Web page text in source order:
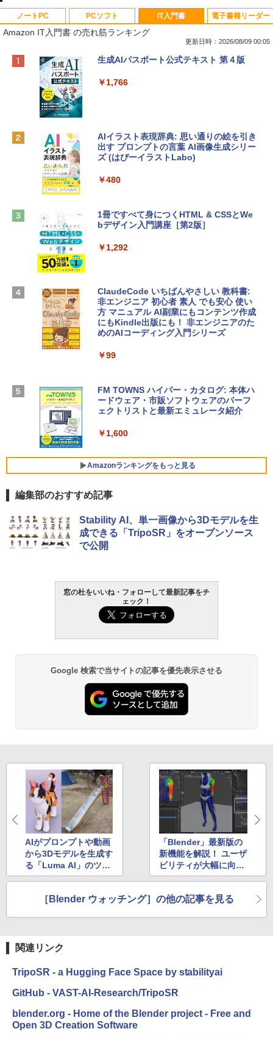
ノートPC
Apple 2026 MacBook Neo A18 Proチッ
e Intelligenceのために設計、Liquid Ret
￥137,800
tomtoc 360°保護 15.6 16インチ パソコ
￥2,952
スプレイ、16GBユニファイドメモリ、51
2GB SSDストレージ、12MPセンターフ
レームカメラ、日本語キーボード、Touc
h ID - ミッドナイト
ン 15-fd 15.6インチ 16GBメモリ 512GB
SSD インテル Core 5
ersonal/Copilotキー搭載/Win 11/15.6型/
Core i5/16GB/SSD 512GB/ホワイト) FM
PCソフト
Robloxギフトカード - 800 Robux 【限
インゲームコード】 ロブロックス | オン
Robloxギフトカード - 1000 Robux 【限
定バーチャルアイテムを含む】 【オンラ
ラインコード版
4(最新 永続版)|オンラインコード版|Wind
Robloxギフトカード - 2,000 Robux 【限
定バーチャルアイテムを含む】 【オンラ
インゲームコード】 ロブロックス | オン
Windows版 | Minecraft (マインクラフ
ト): Java & Bedrock Edition | オンライ
IT入門書
Amazon IT入門書 の売れ筋ランキング
更新日時：2026/08/09 00:05
生成AIパスポート公式テキスト 第４版
￥1,766
AIイラスト表現辞典: 思い通りの絵を引き
出す プロンプトの言葉 AI画像生成シリー
ズ (はぴーイラストLabo)
￥480
1冊ですべて身につくHTML & CSSとWe
bデザイン入門講座［第2版］
￥1,292
ClaudeCode いちばんやさしい 教科書:
非エンジニア 初心者 素人 でも安心 使い
方 マニュアル AI副業にもコンテンツ作成
にもKindle出版にも！ 非エンジニアのた
めのAIコーディング入門シリーズ
￥99
FM TOWNS ハイパー・カタログ: 本体ハ
ードウェア・市販ソフトウェアのパーフ
ェクトリストと最新エミュレータ紹介
￥1,600
Amazonランキングをもっと見る
電子書籍リーダー
Amazon Kindle - 目に優しい、かさばら
ない、大きな画面で読みやすい、6週間持
続バッテリー、6インチディスプレイ電子
書籍リーダー、マッチャ、16GB、広告な
￥16,980
Kindle Paperwhite シグニチャーエディ
ション (32GB) 7インチディスプレイ、明
ブラック
Amazon Kindle Paperwhite (16GB) 7イ
￥22,980
Amazon Kindle Colorsoft | 16GBストレ
ージ、防水、7インチカラーディスプレ
イ、色調調節ライト、最大8週間持続バッ
テリー、広告無し、ブラック (2025年発
売)
￥31,980
New Amazon Kindle Scribe Colorsoft |
レージ、ノート機能搭載、明るさ自動調
編集部のおすすめ記事
Stability AI、単一画像から3Dモデルを生
成できる「TripoSR」をオープンソース
で公開
窓の杜をいいね・フォローして最新記事をチ
ェック！
Google 検索で当サイトの記事を優先表示させる
AIがプロンプトや動画
から3Dモデルを生成す
る「Luma AI」のツー
ルが結構使える！
「Blender」最新版の
新機能を解説！ ユーザ
ビリティが大幅に向上
してより使いやすく
［Blender ウォッチング］の他の記事を見る
関連リンク
TripoSR - a Hugging Face Space by stabilityai
GitHub - VAST-AI-Research/TripoSR
blender.org - Home of the Blender project - Free and
Open 3D Creation Software